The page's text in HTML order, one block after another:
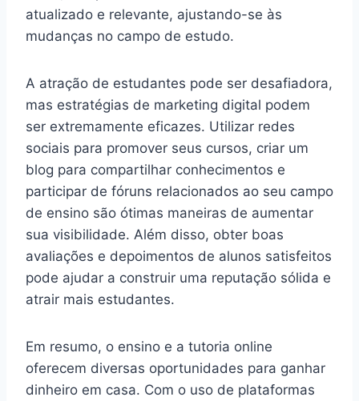
atualizado e relevante, ajustando-se às
mudanças no campo de estudo.
A atração de estudantes pode ser desafiadora,
mas estratégias de marketing digital podem
ser extremamente eficazes. Utilizar redes
sociais para promover seus cursos, criar um
blog para compartilhar conhecimentos e
participar de fóruns relacionados ao seu campo
de ensino são ótimas maneiras de aumentar
sua visibilidade. Além disso, obter boas
avaliações e depoimentos de alunos satisfeitos
pode ajudar a construir uma reputação sólida e
atrair mais estudantes.
Em resumo, o ensino e a tutoria online
oferecem diversas oportunidades para ganhar
dinheiro em casa. Com o uso de plataformas